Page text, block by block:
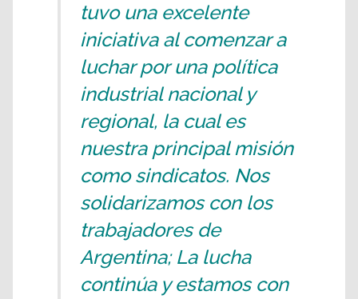
tuvo una excelente
iniciativa al comenzar a
luchar por una política
industrial nacional y
regional, la cual es
nuestra principal misión
como sindicatos. Nos
solidarizamos con los
trabajadores de
Argentina; La lucha
continúa y estamos con